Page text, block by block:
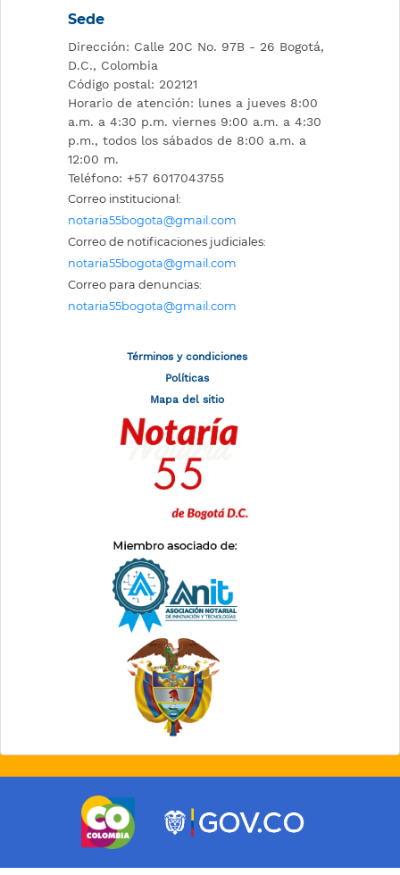
Sede
Dirección: Calle 20C No. 97B - 26 Bogotá,
D.C., Colombia
Código postal: 202121
Horario de atención: lunes a jueves 8:00
a.m. a 4:30 p.m. viernes 9:00 a.m. a 4:30
p.m., todos los sábados de 8:00 a.m. a
12:00 m.
Teléfono: +57 6017043755
Correo institucional:
notaria55bogota@gmail.com
Correo de notificaciones judiciales:
notaria55bogota@gmail.com
Correo para denuncias:
notaria55bogota@gmail.com
Términos y condiciones
Políticas
Mapa del sitio